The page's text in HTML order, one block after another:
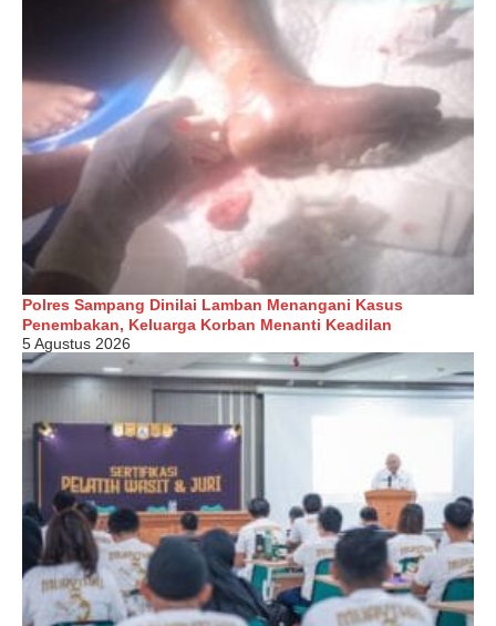
Polres Sampang Dinilai Lamban Menangani Kasus
Penembakan, Keluarga Korban Menanti Keadilan
5 Agustus 2026